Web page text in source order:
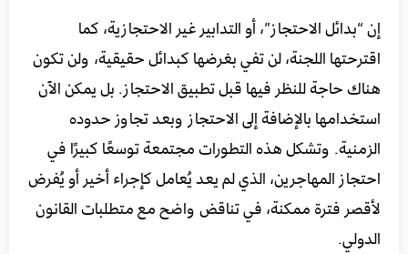
إن “بدائل الاحتجاز”، أو التدابير غير الاحتجازية، كما
اقترحتها اللجنة، لن تفي بغرضها كبدائل حقيقية، ولن تكون
هناك حاجة للنظر فيها قبل تطبيق الاحتجاز. بل يمكن الآن
استخدامها بالإضافة إلى الاحتجاز وبعد تجاوز حدوده
الزمنية. وتشكل هذه التطورات مجتمعة توسعًا كبيرًا في
احتجاز المهاجرين، الذي لم يعد يُعامل كإجراء أخير أو يُفرض
لأقصر فترة ممكنة، في تناقض واضح مع متطلبات القانون
الدولي.